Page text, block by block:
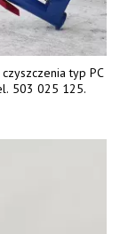
typ PC
503 025 125.